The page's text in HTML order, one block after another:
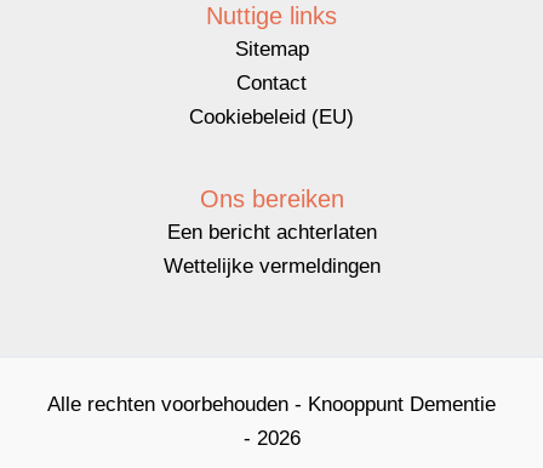
Nuttige links
Sitemap
Contact
Cookiebeleid (EU)
Ons bereiken
Een bericht achterlaten
Wettelijke vermeldingen
Alle rechten voorbehouden - Knooppunt Dementie
- 2026